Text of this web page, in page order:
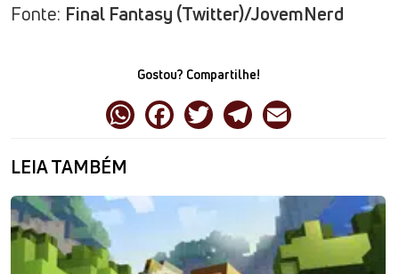
Fonte: Final Fantasy (Twitter)/JovemNerd
Gostou? Compartilhe!
LEIA TAMBÉM